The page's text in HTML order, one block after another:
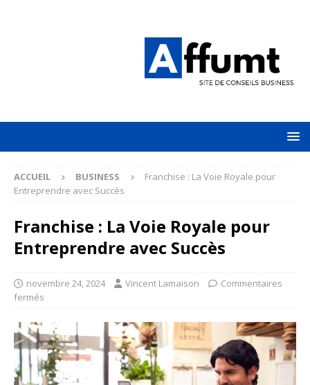
ACCUEIL BUSINESS
Franchise : La Voie Royale pour
Entreprendre avec Succès
Franchise : La Voie Royale pour
Entreprendre avec Succès
novembre 24, 2024 Vincent Lamaison
Commentaires
fermés